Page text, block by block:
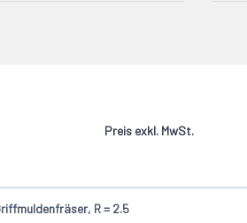
2
2
Preis exkl. MwSt.
R = 2.5